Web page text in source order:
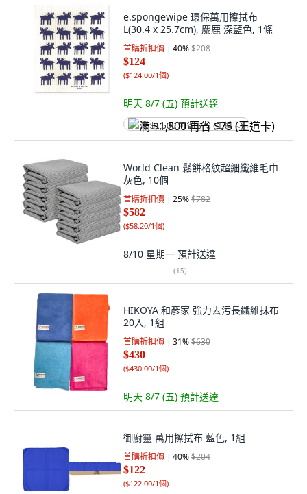
e.spongewipe 環保萬用擦拭布
L(30.4 x 25.7cm), 麋鹿 深藍色, 1條
首購折扣價 40%$208
$124
($124.00/1個)
明天 8/7 (五) 預計送達
满 $1,500 再省 $75 (王道卡)
World Clean 鬆餅格紋超細纖維毛巾
灰色, 10個
首購折扣價 25%$782
$582
($58.20/1個)
8/10 星期一 預計送達
(15)
HIKOYA 和彥家 強力去污長纖維抹布
20入, 1組
首購折扣價 31%$630
$430
($430.00/1個)
明天 8/7 (五) 預計送達
御廚靈 萬用擦拭布 藍色, 1組
首購折扣價 40%$204
$122
($122.00/1個)